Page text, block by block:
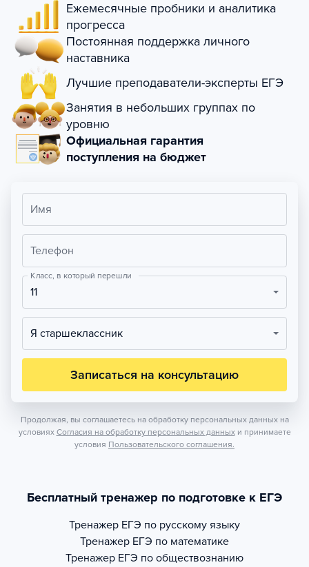
Ежемесячные пробники и аналитика
прогресса
Постоянная поддержка личного
наставника
Лучшие преподаватели-эксперты ЕГЭ
Занятия в небольших группах по
уровню
Официальная гарантия
поступления на бюджет
Имя
Телефон
Класс, в который перешли
11
Я старшеклассник
Записаться на консультацию
Продолжая, вы соглашаетесь на обработку персональных данных на
условиях Согласия на обработку персональных данных и принимаете
условия Пользовательского соглашения.
Бесплатный тренажер по подготовке к ЕГЭ
Тренажер ЕГЭ по русскому языку
Тренажер ЕГЭ по математике
Тренажер ЕГЭ по обществознанию